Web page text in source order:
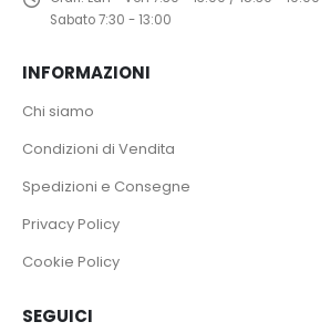
Sabato 7:30 - 13:00
INFORMAZIONI
Chi siamo
Condizioni di Vendita
Spedizioni e Consegne
Privacy Policy
Cookie Policy
SEGUICI